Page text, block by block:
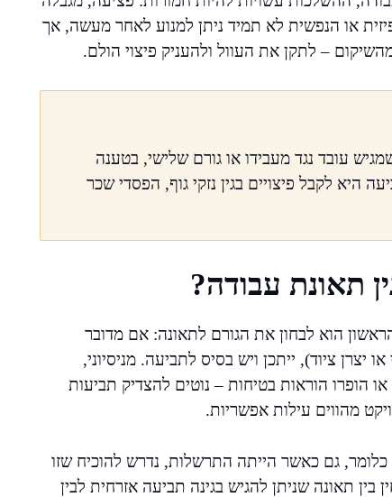
או הנפשית לא תמיד ניתן למנוע לאחר מעשה, אך
– לתקן את העוול ולהעניק פיצוי הולם.
עובד נגד מעבידו או גורם שלישי, בטענה
לקבל פיצויים בגין נזקי גוף, הפסדי שכר
תאונת עבודה?
הוא לבחון את הגורם לתאונה: אם מדובר
ציוד), ייתכן ויש בסיס לתביעה. מניסיוני,
הוראות בטיחות – נוטים להצדיק תביעות
מהווים עילות אפשריות.
גם כאשר הייתה התרשלות, נדרש להוכיח שזו
תאונה שניתן להגיש בגינה תביעה אזרחית לבין